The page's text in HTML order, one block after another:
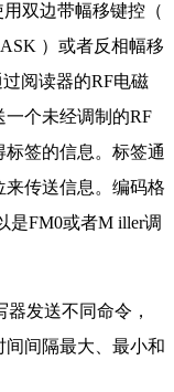
双边带幅移键控（
）或者反相幅移
阅读器的RF电磁
个未经调制的RF
签的信息。标签通
传送信息。编码格
是FM0或者M iller调
发送不同命令，
间隔最大、最小和